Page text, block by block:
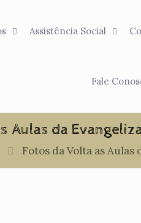
Assistência Social
Fale
Aulas da
Fotos da Volta as